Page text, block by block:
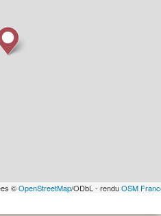
©OpenStreetMap/ODbL - renduOSM